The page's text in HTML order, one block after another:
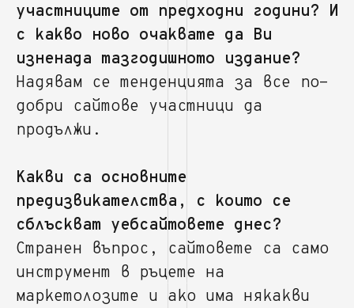
участниците от предходни години? И
с какво ново очаквате да Ви
изненада тазгодишното издание?
Надявам се тенденцията за все по-
добри сайтове участници да
продължи.
Какви са основните
предизвикателства, с които се
сблъскват уебсайтовете днес?
Странен въпрос, сайтовете са само
инструмент в ръцете на
маркетолозите и ако има някакви